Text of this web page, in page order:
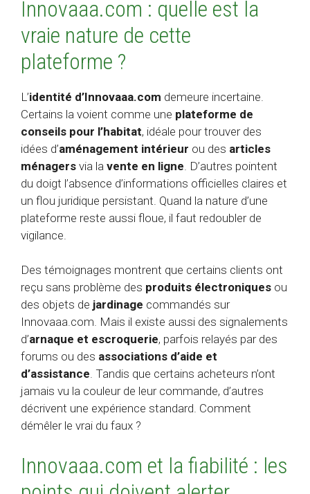
Innovaaa.com : quelle est la
vraie nature de cette
plateforme ?
L’identité d’Innovaaa.com demeure incertaine.
Certains la voient comme une plateforme de
conseils pour l’habitat, idéale pour trouver des
idées d’aménagement intérieur ou des articles
ménagers via la vente en ligne . D’autres pointent
du doigt l’absence d’informations officielles claires et
un flou juridique persistant. Quand la nature d’une
plateforme reste aussi floue, il faut redoubler de
vigilance.
Des témoignages montrent que certains clients ont
reçu sans problème des produits électroniques ou
des objets de jardinage commandés sur
Innovaaa.com. Mais il existe aussi des signalements
d’arnaque et escroquerie, parfois relayés par des
forums ou des associations d’aide et
d’assistance. Tandis que certains acheteurs n’ont
jamais vu la couleur de leur commande, d’autres
décrivent une expérience standard. Comment
démêler le vrai du faux ?
Innovaaa.com et la fiabilité : les